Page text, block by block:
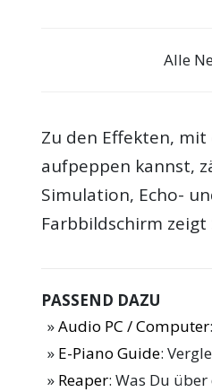
Alle
Zu den Effekten,
aufpeppen kannst,
Simulation, Echo-
Farbbildschirm
PASSEND DAZU
Audio PC / Computer
E-Piano Guide:
Reaper: Was Du